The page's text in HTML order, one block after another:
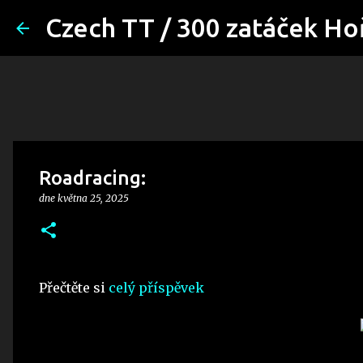
Czech TT / 300 zatáček
Roadracing:
dne května 25, 2025
Přečtěte si celý příspěvek